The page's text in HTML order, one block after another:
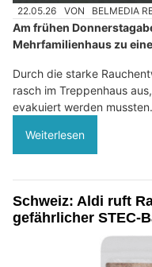
22.05.26 VON BELMEDIA
Am frühen
Mehrfamilienhaus zu
Durch die starke
rasch im Treppenhaus
evakuiert werden mussten.
Weiterlesen
Schweiz: Aldi ruft
gefährlicher STEC-